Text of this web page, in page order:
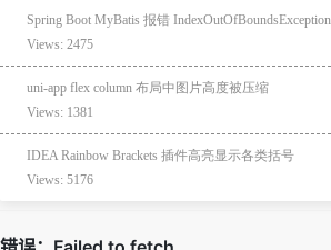
Spring Boot MyBatis 报错 IndexOutOfBoundsException
Views: 2475
uni-app flex column 布局中图片高度被压缩
Views: 1381
IDEA Rainbow Brackets 插件高亮显示各类括号
Views: 5176